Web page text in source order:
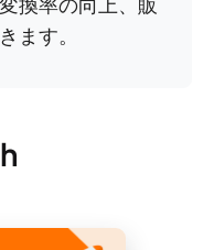
換率の向上、販
ます。